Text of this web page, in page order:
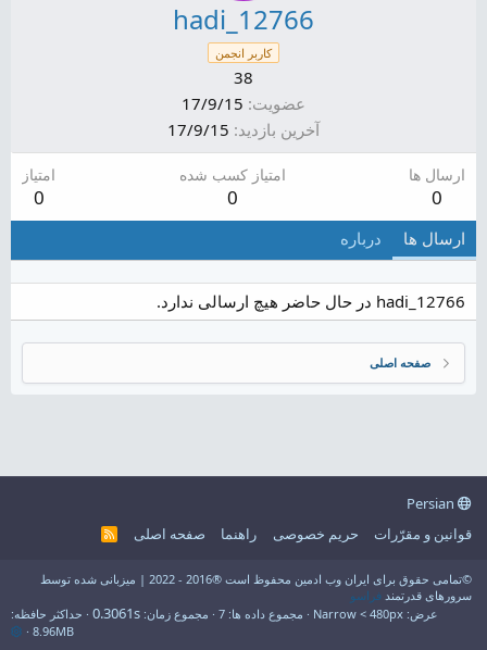
hadi_12766
کاربر انجمن
38
عضویت 17/9/15
آخرین بازدید 17/9/15
ارسال ها
0
امتیاز کسب شده
0
امتیاز
0
ارسال ها درباره
hadi_12766 در حال حاضر هیچ ارسالی ندارد.
صفحه اصلی
قوانین و مقرّرات
حریم خصوصی راهنما صفحه اصلی
R
©تمامی حقوق برای ایران وب ادمین محفوظ است ®2016 - 2022 | میزبانی شده توسط
سرورهای قدرتمند فراسو
عرض
مجموع داده ها 7 مجموع زمان 0.3061s
حداکثر حافظه
8.96MB